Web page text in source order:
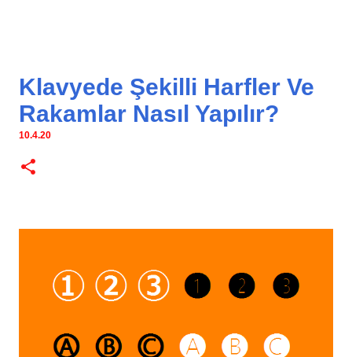
Klavyede Şekilli Harfler Ve
Rakamlar Nasıl Yapılır?
10.4.20